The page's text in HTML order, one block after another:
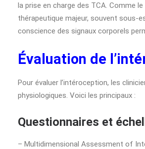
la prise en charge des TCA. Comme le
thérapeutique majeur, souvent sous-
conscience des signaux corporels
Évaluation de
Pour évaluer l’intéroception, les
physiologiques. Voici les principaux :
Questionnaires et
– Multidimensional Assessment of